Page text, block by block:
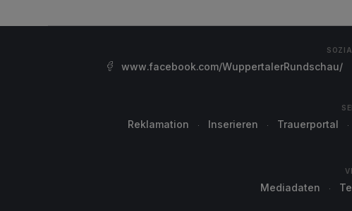
www.facebook.com/WuppertalerRundschau/
Reklamation Inserieren Trauerportal
Mediadaten